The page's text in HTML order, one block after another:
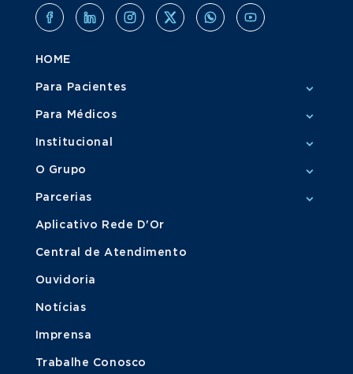
HOME
Para Pacientes
Para Médicos
Institucional
O Grupo
Parcerias
Aplicativo Rede D'Or
Central de Atendimento
Ouvidoria
Notícias
Imprensa
Trabalhe Conosco